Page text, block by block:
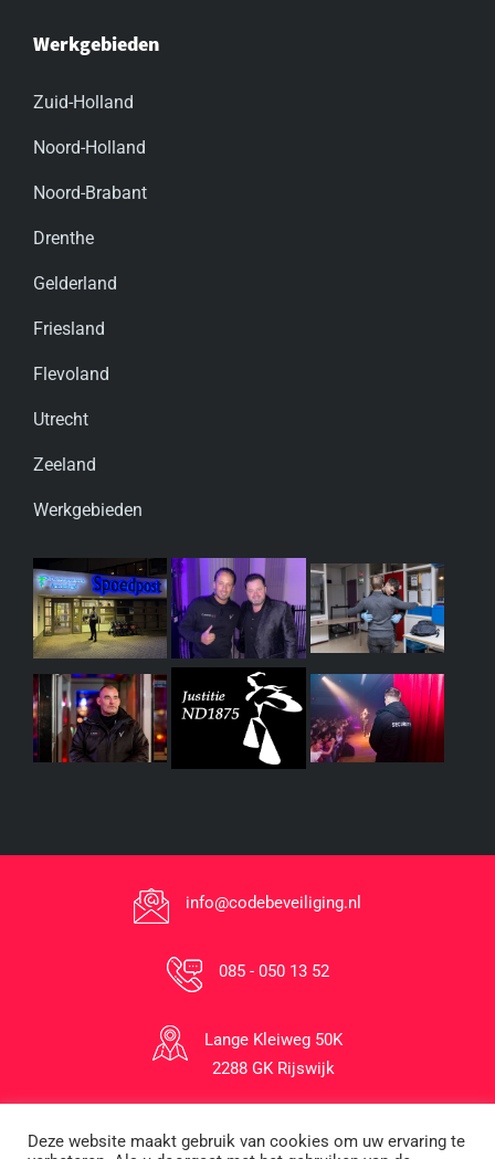
Werkgebieden
Zuid-Holland
Noord-Holland
Noord-Brabant
Drenthe
Gelderland
Friesland
Flevoland
Utrecht
Zeeland
Werkgebieden
info@codebeveiliging.nl
085 - 050 13 52
Lange Kleiweg 50K
2288 GK Rijswijk
1996-2026 © Code Beveiliging B.V.
Deze website maakt gebruik van cookies om uw ervaring te